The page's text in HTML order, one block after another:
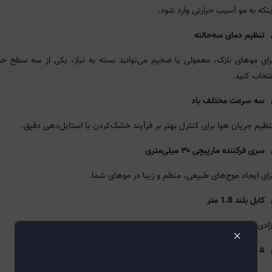
به مو آسیب حرارتی وارد شود.
تنظیم دمای سه‌حالته
موهای نازک، معمولی یا ضخیم می‌توانید بسته به نیاز، یکی از سه سطح
کنید.
سه سرعت مختلف باد
جریان هوا برای کنترل بهتر بر فرآیند خشک‌کردن یا استایل‌دهی دقیق.
سری فرکننده مارپیچی ۳۰ میلی‌متری
ایجاد موج‌های طبیعی، منظم و زیبا در موهای شما.
کابل بلند 1.8 متر
حرکت بیشتر و راحتی استفاده در فضاهای مختلف.
۵ سری متنوع با کارایی‌های گوناگون
×